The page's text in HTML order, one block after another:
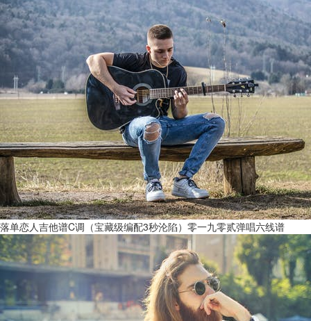
落单恋人吉他谱C调（宝藏级编配3秒沦陷）零一九零贰弹唱六线谱